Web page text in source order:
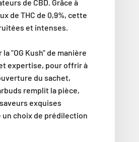
de CBD. Grâce à
de THC de 0,9%, cette
et intenses.
"OG Kush" de manière
expertise, pour offrir à
du sachet,
remplit la pièce,
exquises
choix de prédilection